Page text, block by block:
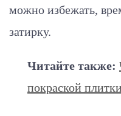
можно избежать,
затирку.
Читайте также:
покраской